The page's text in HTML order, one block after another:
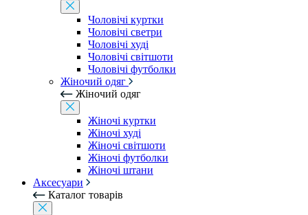
Чоловічі куртки
Чоловічі светри
Чоловічі худі
Чоловічі світшоти
Чоловічі футболки
Жіночий одяг
Жіночий одяг
Жіночі куртки
Жіночі худі
Жіночі світшоти
Жіночі футболки
Жіночі штани
Аксесуари
Каталог товарів